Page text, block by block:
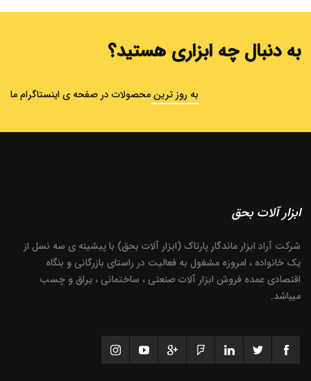
به دنبال چه ابزاری هستید؟
به روز ترین محصولات در صفحه ی اینستاگرام ما
ابزار آلات بحق
شرکت آراد ابزار ماندگار پارتاک (ابزار آلات بحق) با پیشینه ی سه نسل از
یک خانواده ، امروزه مشغول به فعالیت در راستای بازرگانی و بنگاه
اقتصادی عمده فروش ابزار آلات صنعتی ، ساختمانی ، یراق و چسب
میباشد.